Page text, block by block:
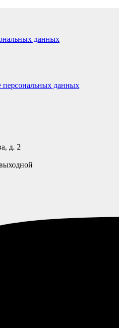
данных
персональных данных
д. 2